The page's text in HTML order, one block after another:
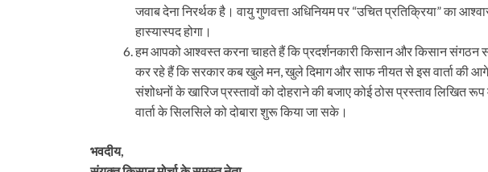
जवाब देना निरर्थक है। वायु गुणवत्ता अधिनियम पर “उचित प्रतिक्रिया” का
हास्यास्पद होगा।
हम आपको आश्वस्त करना चाहते हैं कि प्रदर्शनकारी किसान और किसान संगठन
कर रहे हैं कि सरकार कब खुले मन, खुले दिमाग और साफ नीयत से इस वार्ता की
संशोधनों के खारिज प्रस्तावों को दोहराने की बजाए कोई ठोस प्रस्ताव लिखित
वार्ता के सिलसिले को दोबारा शुरू किया जा सके।
भवदीय,